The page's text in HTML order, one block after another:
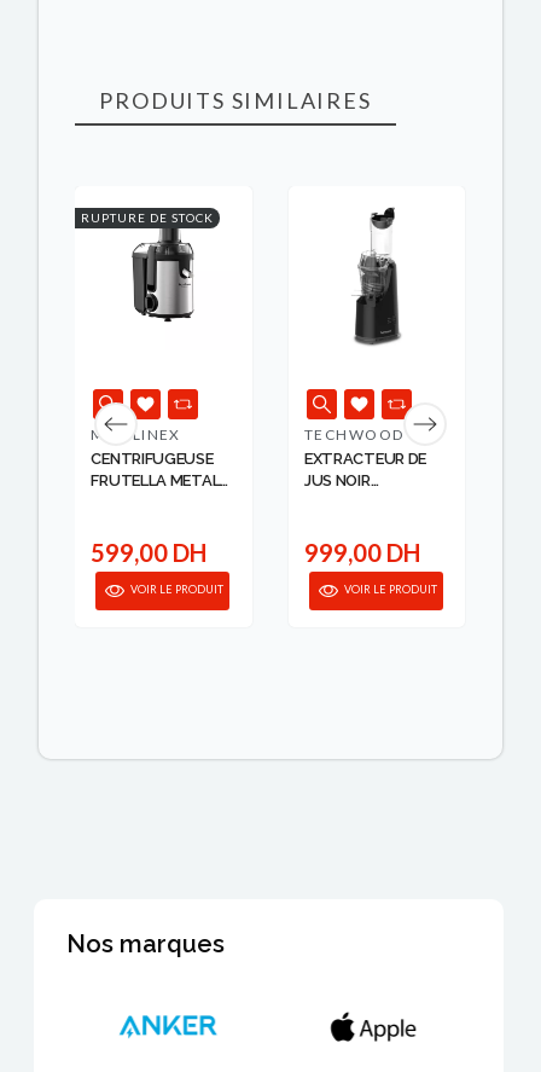
PRODUITS SIMILAIRES
RUPTURE DE STOCK
MOULINEX
CENTRIFUGEUSE
FRUTELLA METAL
599,00 DH
VOIR LE PRODUIT
TECHWOOD
EXTRACTEUR DE
JUS NOIR
999,00 DH
VOIR LE PRODUIT
Nos marques